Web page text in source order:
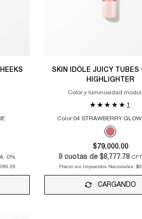
color for Skin Idôle Juicy Tubes Cheeks
color for Skin Idôle Juicy Tubes Cheeks Blush, 2
0%
SKIN IDÔLE JUICY TUBES
HIGHLIGHTER
Color y luminosidad
1
Color:04 STRAWBERRY GLOW
Selected
04
$79,000.00
9 cuotas de $8,777.78
Precio sin Impuestos Nacionales:
CARGANDO